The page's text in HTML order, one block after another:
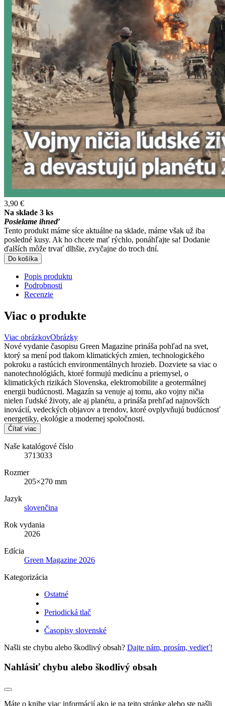
3,90 €
Na sklade 3 ks
Posielame ihneď
Tento produkt máme síce aktuálne na sklade, máme však už iba
posledné kusy. Ak ho chcete mať rýchlo, ponáhľajte sa! Dodanie
ďalších môže trvať dlhšie, zvyčajne do troch dní.
Do košíka
Popis produktu
Podrobnosti
Recenzie
Viac o produkte
Viac obrázkovObrázky
Nové vydanie časopisu Green Magazine prináša pohľad na svet,
ktorý sa mení pod tlakom klimatických zmien, technologického
pokroku a rastúcich environmentálnych hrozieb. Dozviete sa viac o
nanotechnológiách, ktoré formujú medicínu a priemysel, o
klimatických rizikách Slovenska, elektromobilite a geotermálnej
energii budúcnosti. Magazín sa venuje aj tomu, ako vojny ničia
nielen ľudské životy, ale aj planétu, a prináša prehľad najnovších
inovácií, vedeckých objavov a trendov, ktoré ovplyvňujú budúcnosť
energetiky, ekológie a modernej spoločnosti.
Čítať viac
Naše katalógové číslo
3713033
Rozmer
205×270 mm
Jazyk
slovenčina
Rok vydania
2026
Edícia
Green Magazine 2026
Kategorizácia
Ostatné
Periodická tlač
Časopisy slovenské
Našli ste chybu alebo škodlivý obsah? Dajte nám, prosím, vedieť!
Nahlásiť chybu alebo škodlivý obsah
Máte o knihe viac informácií ako je na tejto stránke alebo ste našli